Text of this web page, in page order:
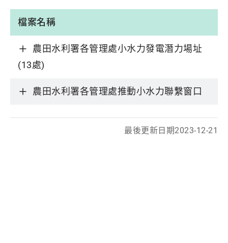
檔案名稱
農田水利署各管理處小水力發電潛力場址
(13處)
農田水利署各管理處推動小水力聯繫窗口
最後更新日期2023-12-21